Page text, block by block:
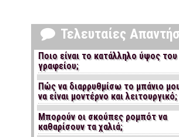
Τελευταίες
Ποιο είναι το κατάλληλο ύψος του
γραφείου;
Πώς να διαρρυθμίσω το μπάνιο
να είναι μοντέρνο και λειτουργικό;
Μπορούν οι σκούπες ρομπότ να
καθαρίσουν τα χαλιά;